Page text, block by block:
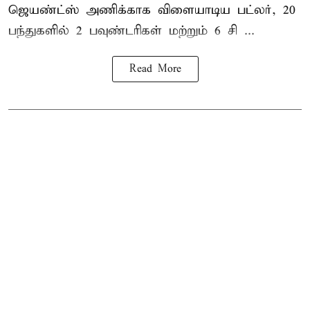
ஜெயண்ட்ஸ் அணிக்காக விளையாடிய பட்லர், 20
பந்துகளில் 2 பவுண்டரிகள் மற்றும் 6 சி ...
Read More